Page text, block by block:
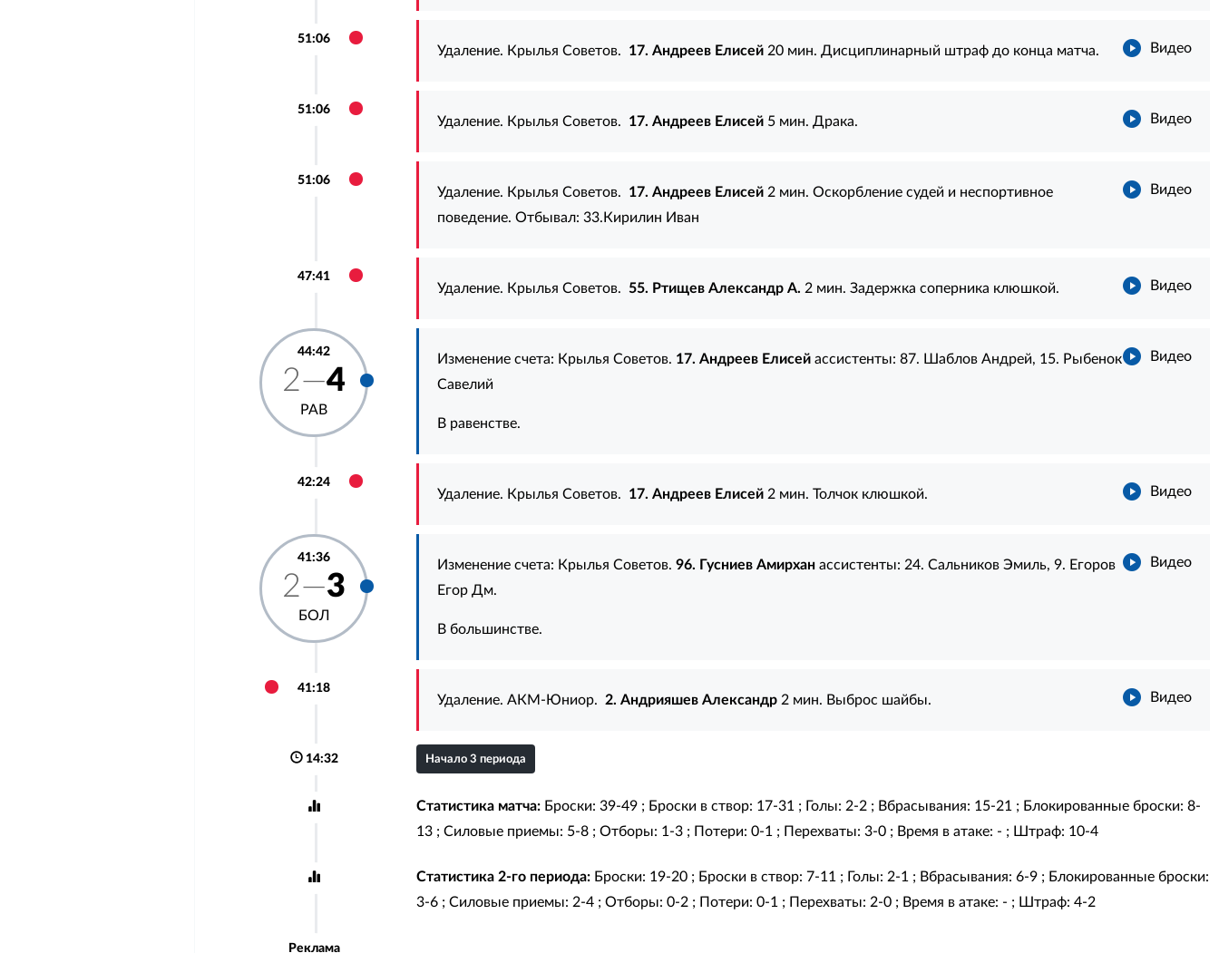
51:06
Видео
Удаление. Крылья Советов. 17. Андреев Елисей20 мин. Дисциплинарный штраф до конца матча.
51:06
Видео
Удаление. Крылья Советов. 17. Андреев Елисей5 мин. Драка.
51:06
Видео
Удаление. Крылья Советов. 17. Андреев Елисей2 мин. Оскорбление судей и неспортивное
поведение. Отбывал: 33.Кирилин Иван
47:41
Видео
Удаление. Крылья Советов. 55. Ртищев Александр А. 2 мин. Задержка соперника клюшкой.
44:42
2—4
РАВ
Видео
Изменение счета: Крылья Советов. 17. Андреев Елисейассистенты: 87. Шаблов Андрей, 15. Рыбенок
Савелий
В равенстве.
42:24
Видео
Удаление. Крылья Советов. 17. Андреев Елисей2 мин. Толчок клюшкой.
41:36
2—3
БОЛ
Видео
Изменение счета: Крылья Советов. 96. Гусниев Амирханассистенты: 24. Сальников Эмиль, 9. Егоров
Егор Дм.
В большинстве.
41:18
Видео
Удаление. АКМ-Юниор. 2. Андрияшев Александр2 мин. Выброс шайбы.
14:32 Начало 3 периода
Статистика матча:Броски: 39-49 ; Броски в створ: 17-31 ; Голы: 2-2 ; Вбрасывания: 15-21 ; Блокированные броски: 8-
13 ; Силовые приемы: 5-8 ; Отборы: 1-3 ; Потери: 0-1 ; Перехваты: 3-0 ; Время в атаке: - ; Штраф: 10-4
Статистика 2-го периода:Броски: 19-20 ; Броски в створ: 7-11 ; Голы: 2-1 ; Вбрасывания: 6-9 ; Блокированные броски:
3-6 ; Силовые приемы: 2-4 ; Отборы: 0-2 ; Потери: 0-1 ; Перехваты: 2-0 ; Время в атаке: - ; Штраф: 4-2
Реклама